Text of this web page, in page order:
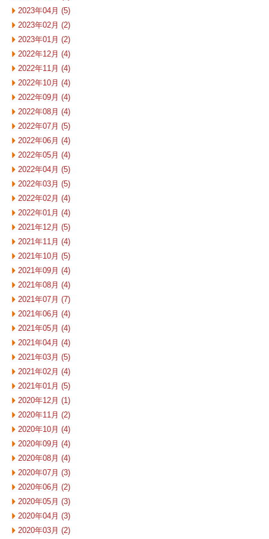
2023年04月 (5)
2023年02月 (2)
2023年01月 (2)
2022年12月 (4)
2022年11月 (4)
2022年10月 (4)
2022年09月 (4)
2022年08月 (4)
2022年07月 (5)
2022年06月 (4)
2022年05月 (4)
2022年04月 (5)
2022年03月 (5)
2022年02月 (4)
2022年01月 (4)
2021年12月 (5)
2021年11月 (4)
2021年10月 (5)
2021年09月 (4)
2021年08月 (4)
2021年07月 (7)
2021年06月 (4)
2021年05月 (4)
2021年04月 (4)
2021年03月 (5)
2021年02月 (4)
2021年01月 (5)
2020年12月 (1)
2020年11月 (2)
2020年10月 (4)
2020年09月 (4)
2020年08月 (4)
2020年07月 (3)
2020年06月 (2)
2020年05月 (3)
2020年04月 (3)
2020年03月 (2)